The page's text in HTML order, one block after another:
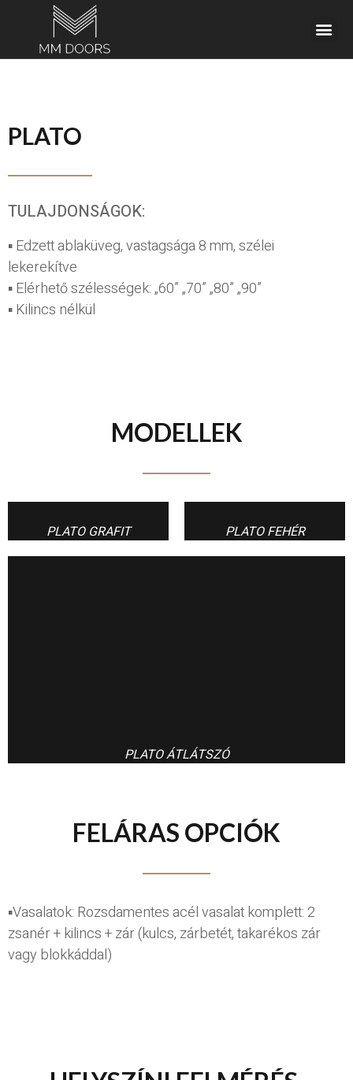
PLATO
TULAJDONSÁGOK:
▪ Edzett ablaküveg, vastagsága 8 mm, szélei
lekerekítve
▪ Elérhető szélességek: „60” „70” „80” „90”
▪ Kilincs nélkül
MODELLEK
PLATO GRAFIT PLATO FEHÉR
PLATO ÁTLÁTSZÓ
FELÁRAS OPCIÓK
▪Vasalatok: Rozsdamentes acél vasalat komplett: 2
zsanér + kilincs + zár (kulcs, zárbetét, takarékos zár
vagy blokkáddal)